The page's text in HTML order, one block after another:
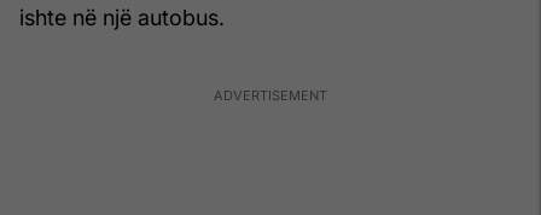
ishte në një autobus.